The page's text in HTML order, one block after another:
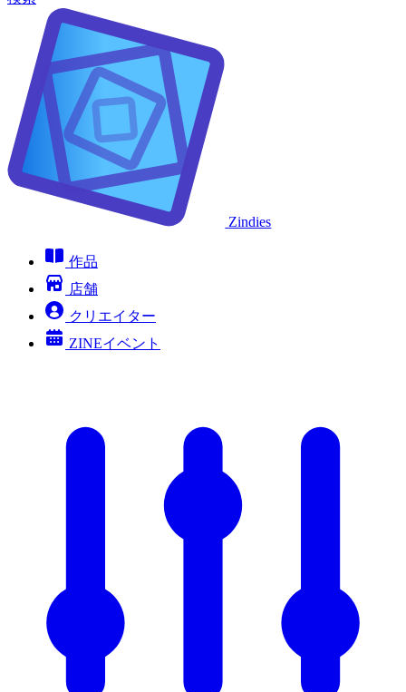
Zindies
作品
店舗
クリエイター
ZINEイベント